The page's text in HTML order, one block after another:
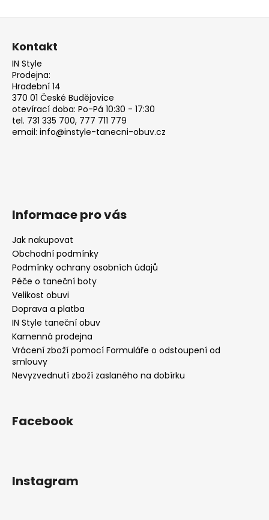
Z
Kontakt
IN Style
Prodejna:
Hradební 14
370 01 České Budějovice
otevírací doba: Po-Pá 10:30 - 17:30
tel. 731 335 700, 777 711 779
email: info@instyle-tanecni-obuv.cz
Informace pro vás
Jak nakupovat
Obchodní podmínky
Podmínky ochrany osobních údajů
Péče o taneční boty
Velikost obuvi
Doprava a platba
IN Style taneční obuv
Kamenná prodejna
Vrácení zboží pomocí Formuláře o odstoupení od
smlouvy
Nevyzvednutí zboží zaslaného na dobírku
Facebook
Instagram